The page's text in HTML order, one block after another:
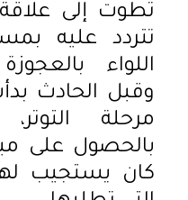
تطوت إلى
تتردد عليه
اللواء
وقبل الحادث
مرحلة
بالحصول على
كان يستجيب